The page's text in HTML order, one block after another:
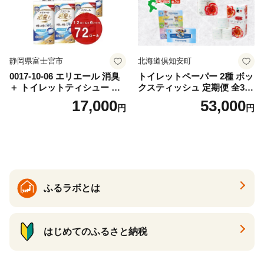
静岡県富士宮市
0017-10-06 エリエール 消臭
＋ トイレットティシュー し
っかり香るフレッシュクリア
の香り ダブル 12ロール×6パ
17,000円
北海道倶知安町
トイレットペーパー 2種 ボッ
クスティッシュ 定期便 全3
回 日本製 まとめ買い 防災
常備品 日用雑貨 消耗品 生活
53,000円
ふるラボとは
はじめてのふるさと納税